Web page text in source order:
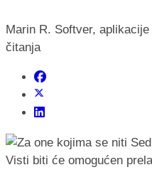
Marin R. Softver, aplikacije
čitanja